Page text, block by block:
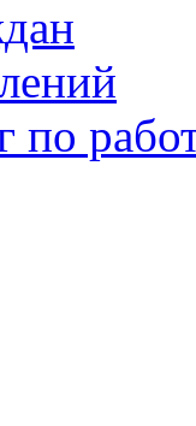
по